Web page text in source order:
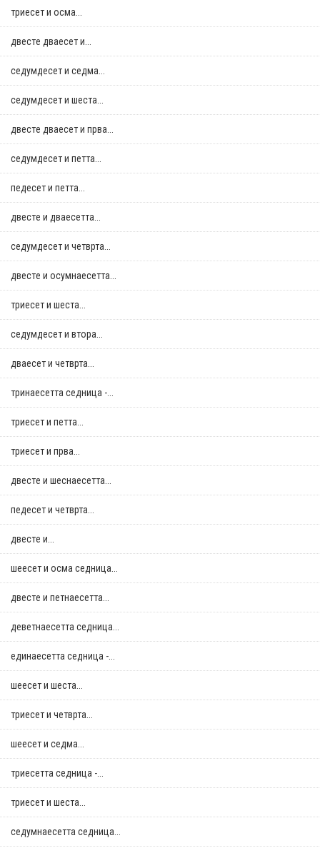
триесет и осма...
двестe дваесет и...
седумдесет и седма...
седумдесет и шеста...
двестe дваесет и прва...
седумдесет и петта...
педесет и петта...
двестe и дваесетта...
седумдесет и четврта...
двестe и осумнaесетта...
триесет и шеста...
седумдесет и втора...
дваесет и четврта...
тринаесетта седница -...
триесет и петта...
триесет и прва...
двестe и шеснаесетта...
педесет и четврта...
двестe и...
шеесет и осма седница...
двестe и петнаесетта...
деветнаесетта седница...
единаесетта седница -...
шеесет и шеста...
триесет и четврта...
шеесет и седма...
триесетта седница -...
триесет и шеста...
седумнаесетта седница...